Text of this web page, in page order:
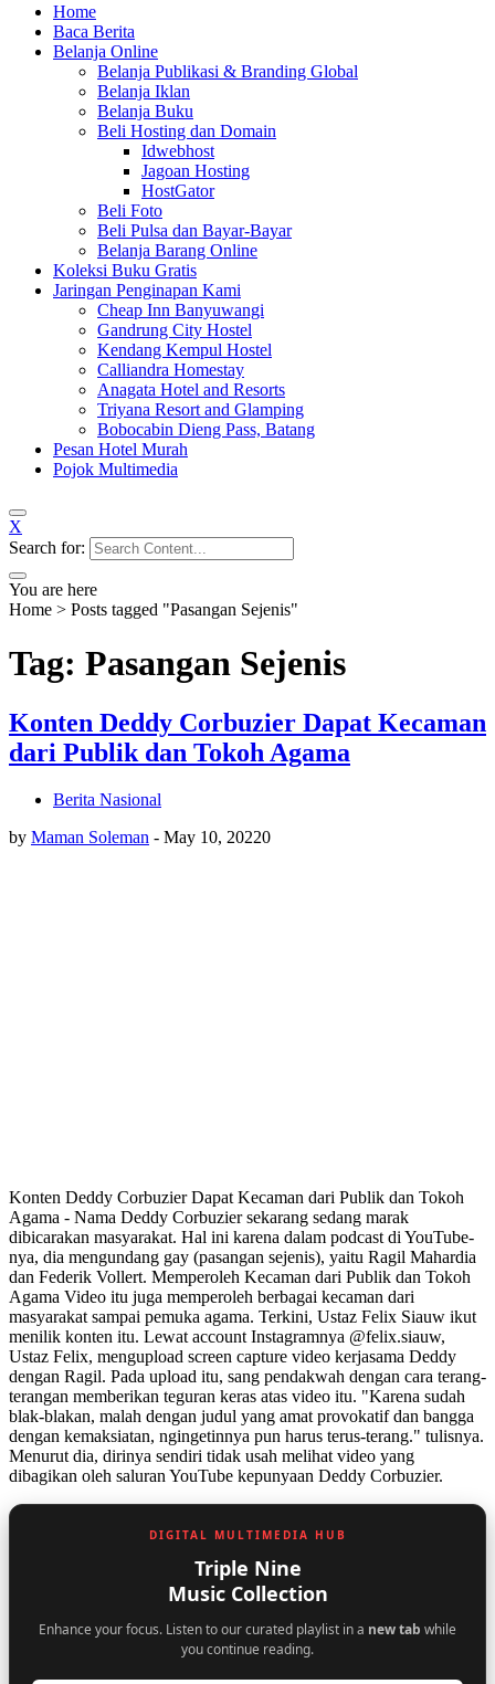
Home
Baca Berita
Belanja Online
Belanja Publikasi & Branding Global
Belanja Iklan
Belanja Buku
Beli Hosting dan Domain
Idwebhost
Jagoan Hosting
HostGator
Beli Foto
Beli Pulsa dan Bayar-Bayar
Belanja Barang Online
Koleksi Buku Gratis
Jaringan Penginapan Kami
Cheap Inn Banyuwangi
Gandrung City Hostel
Kendang Kempul Hostel
Calliandra Homestay
Anagata Hotel and Resorts
Triyana Resort and Glamping
Bobocabin Dieng Pass, Batang
Pesan Hotel Murah
Pojok Multimedia
X
Search for:
You are here
Home > Posts tagged "Pasangan Sejenis"
Tag: Pasangan Sejenis
Konten Deddy Corbuzier Dapat Kecaman
dari Publik dan Tokoh Agama
Berita Nasional
by Maman Soleman - May 10, 20220
Konten Deddy Corbuzier Dapat Kecaman dari Publik dan Tokoh
Agama - Nama Deddy Corbuzier sekarang sedang marak
dibicarakan masyarakat. Hal ini karena dalam podcast di YouTube-
nya, dia mengundang gay (pasangan sejenis), yaitu Ragil Mahardia
dan Federik Vollert. Memperoleh Kecaman dari Publik dan Tokoh
Agama Video itu juga memperoleh berbagai kecaman dari
masyarakat sampai pemuka agama. Terkini, Ustaz Felix Siauw ikut
menilik konten itu. Lewat account Instagramnya @felix.siauw,
Ustaz Felix, mengupload screen capture video kerjasama Deddy
dengan Ragil. Pada upload itu, sang pendakwah dengan cara terang-
terangan memberikan teguran keras atas video itu. "Karena sudah
blak-blakan, malah dengan judul yang amat provokatif dan bangga
dengan kemaksiatan, ngingetinnya pun harus terus-terang." tulisnya.
Menurut dia, dirinya sendiri tidak usah melihat video yang
dibagikan oleh saluran YouTube kepunyaan Deddy Corbuzier.
DIGITAL MULTIMEDIA HUB
Triple Nine
Music Collection
Enhance your focus. Listen to our curated playlist in a new tab while
you continue reading.